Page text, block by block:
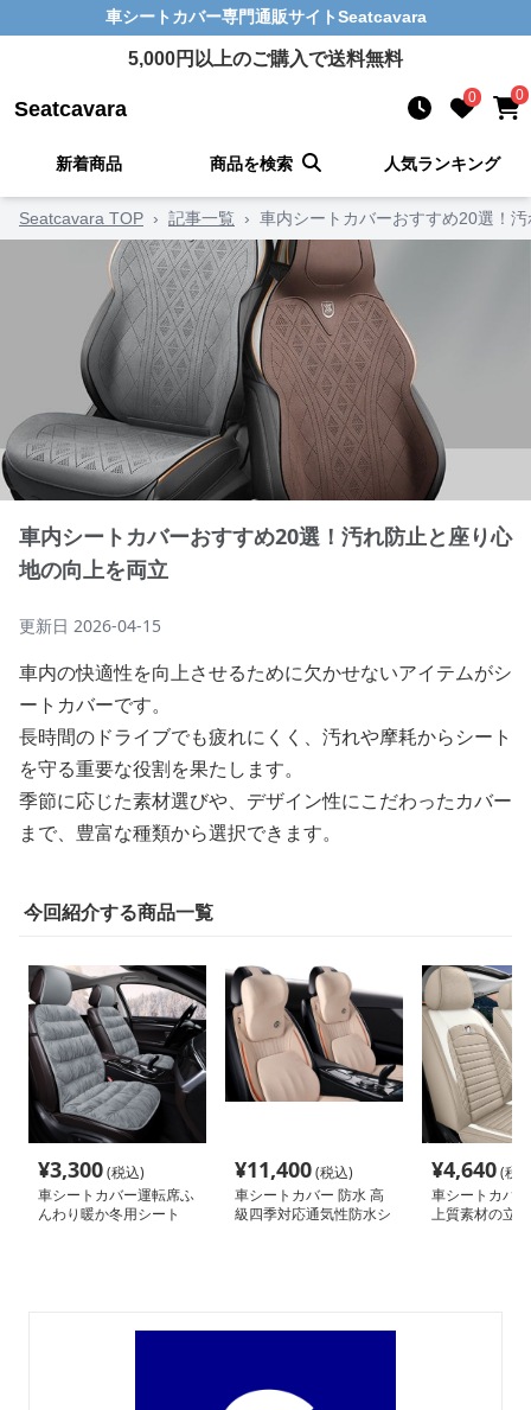
車シートカバー専門通販サイトSeatcavara
5,000円以上のご購入で送料無料
Seatcavara 0 0
新着商品 商品を検索 人気ランキング
Seatcavara TOP › 記事一覧 › 車内シートカバーおすすめ20選！
車内シートカバーおすすめ20選！汚れ防止と座り心
地の向上を両立
更新日 2026-04-15
車内の快適性を向上させるために欠かせないアイテムがシ
ートカバーです。
長時間のドライブでも疲れにくく、汚れや摩耗からシート
を守る重要な役割を果たします。
季節に応じた素材選びや、デザイン性にこだわったカバー
まで、豊富な種類から選択できます。
今回紹介する商品一覧
¥3,300(税込)
車シートカバー運転席ふ
んわり暖か冬用シート
¥11,400(税込)
車シートカバー 防水 高
級四季対応通気性防水シ
¥4,640(税
車シートカバ
上質素材の立